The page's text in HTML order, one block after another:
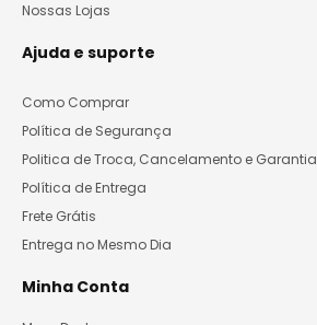
Nossas Lojas
Ajuda e suporte
Como Comprar
Política de Segurança
Politica de Troca, Cancelamento e Garantia
Política de Entrega
Frete Grátis
Entrega no Mesmo Dia
Minha Conta